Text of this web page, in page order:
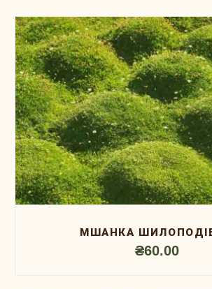
МШАНКА
₴60.00